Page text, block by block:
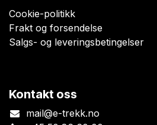
Cookie-politikk
Frakt og forsendelse
Salgs- og leveringsbetingelser
Kontakt oss
mail@e-trekk.no